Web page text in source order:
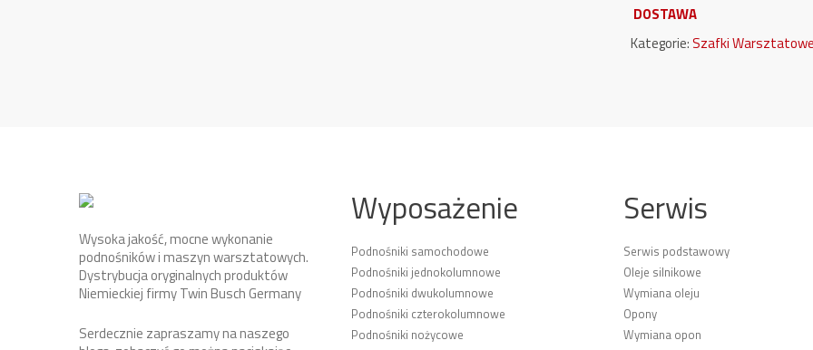
DOSTAWA
Kategorie:Szafki
Wysoka jakość, mocne wykonanie
podnośników i maszyn warsztatowych.
Dystrybucja oryginalnych produktów
Niemieckiej firmy Twin Busch Germany
Serdecznie zapraszamy na naszego
Wyposażenie
Podnośniki samochodowe
Podnośniki jednokolumnowe
Podnośniki dwukolumnowe
Podnośniki czterokolumnowe
Podnośniki nożycowe
Serwis
Serwis podstawowy
Oleje silnikowe
Wymiana oleju
Opony
Wymiana opon